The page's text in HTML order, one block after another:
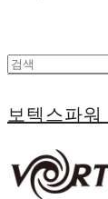
보텍스파워